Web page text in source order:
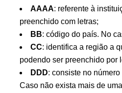
AAAA: referente à
preenchido com letras;
BB: código do país. No
CC: identifica a região a
podendo ser preenchido por
DDD: consiste no
Caso não exista mais de